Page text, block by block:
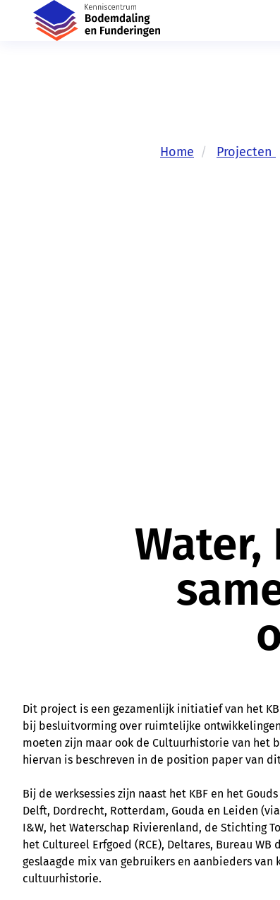
Home Projecten
Dit project is een gezamenlijk initiatief van het
bij besluitvorming over ruimtelijke
moeten zijn maar ook de Cultuurhistorie van het
hiervan is beschreven in de position paper van
Bij de werksessies zijn naast het KBF en het
Delft, Dordrecht, Rotterdam, Gouda en Leiden
I&W, het Waterschap Rivierenland, de Stichting
het Cultureel Erfgoed (RCE), Deltares, Bureau
geslaagde mix van gebruikers en aanbieders
cultuurhistorie.